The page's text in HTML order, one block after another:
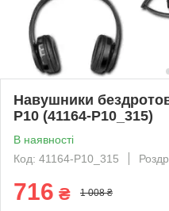
Навушники
P10 (41164-P10_315)
В наявності
Код: 41164-P10_315
716 ₴ 1 008 ₴